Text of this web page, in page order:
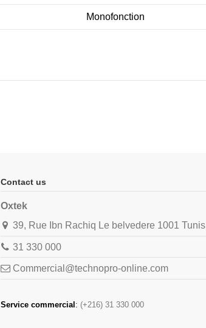
Monofonction
Contact us
Oxtek
39, Rue Ibn Rachiq Le belvedere 1001 Tunis
31 330 000
Commercial@technopro-online.com
Service commercial: (+216) 31 330 000